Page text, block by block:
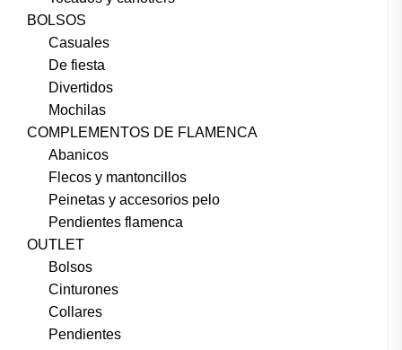
BOLSOS
Casuales
De fiesta
Divertidos
Mochilas
COMPLEMENTOS DE FLAMENCA
Abanicos
Flecos y mantoncillos
Peinetas y accesorios pelo
Pendientes flamenca
OUTLET
Bolsos
Cinturones
Collares
Pendientes